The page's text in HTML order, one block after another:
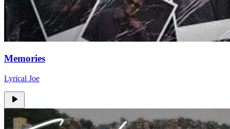
Memories
Lyrical Joe